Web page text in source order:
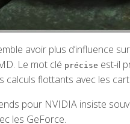
avoir plus d’influence
Le mot clé précise est-il
calculs flottants avec les
pour NVIDIA insiste
les GeForce.